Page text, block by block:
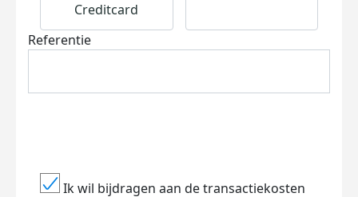
Creditcard
Referentie
Ik wil bijdragen aan de transactiekosten